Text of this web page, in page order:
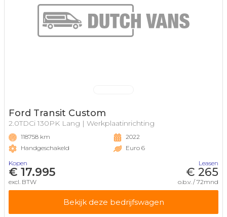
Ford Transit Custom
2.0TDCi 130PK Lang | Werkplaatinrichting
118758 km
Handgeschakeld
2022
Euro 6
Kopen
€ 17.995
excl. BTW
Leasen
€ 265
o.b.v. / 72mnd
Bekijk deze bedrijfswagen